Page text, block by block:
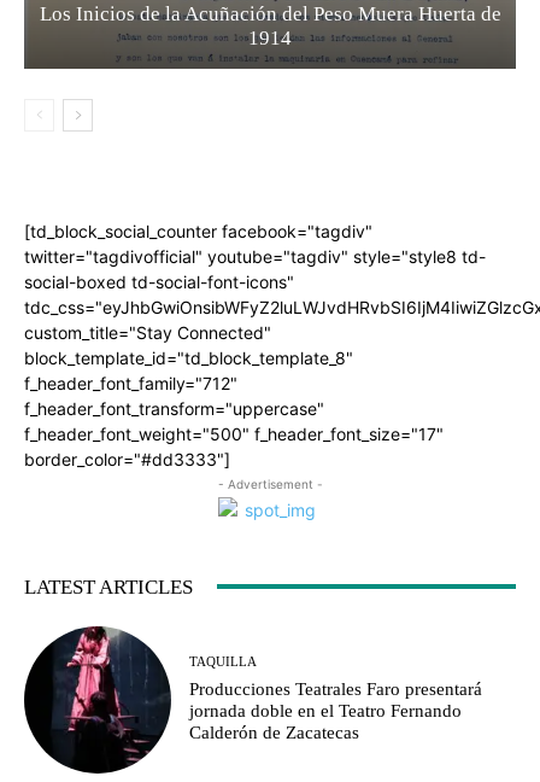
Los Inicios de la Acuñación del Peso Muera Huerta de
1914
[td_block_social_counter facebook="tagdiv"
twitter="tagdivofficial" youtube="tagdiv" style="style8 td-
social-boxed td-social-font-icons"
custom_title="Stay Connected"
block_template_id="td_block_template_8"
f_header_font_family="712"
f_header_font_transform="uppercase"
f_header_font_weight="500" f_header_font_size="17"
border_color="#dd3333"]
- Advertisement -
LATEST ARTICLES
TAQUILLA
Producciones Teatrales Faro presentará
jornada doble en el Teatro Fernando
Calderón de Zacatecas